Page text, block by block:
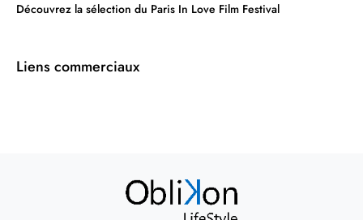
Découvrez la sélection du Paris In Love Film Festival
Liens commerciaux